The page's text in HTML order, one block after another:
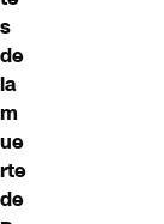
s
de
la
m
ue
rte
de